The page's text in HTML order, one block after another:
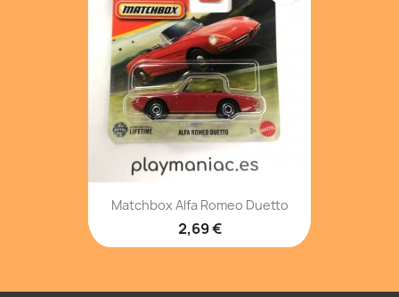
Matchbox Alfa Romeo Duetto
2,69 €